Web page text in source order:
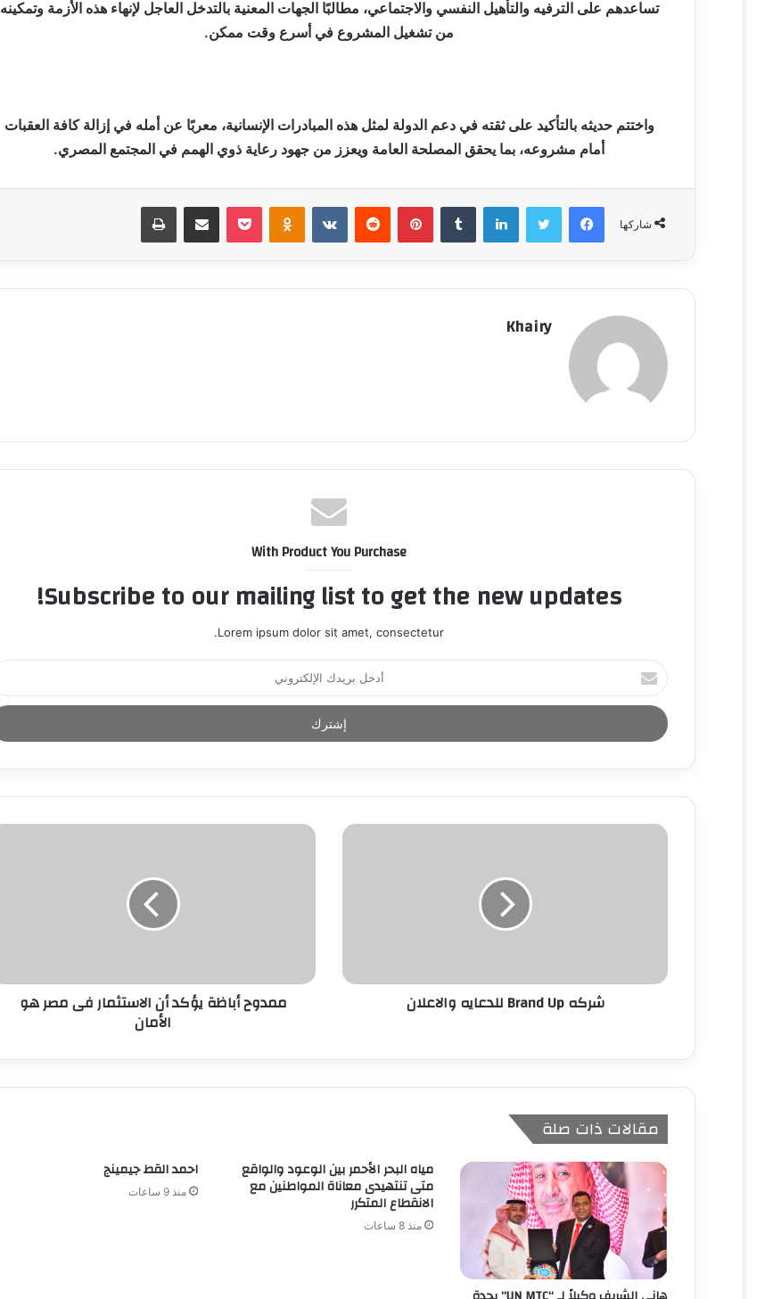
تساعدهم على الترفيه والتأهيل النفسي والاجتماعي، مطالبًا الجهات المعنية بالتدخل العاجل لإنهاء هذه الأزمة وتمكينه
من تشغيل المشروع في أسرع وقت ممكن.
واختتم حديثه بالتأكيد على ثقته في دعم الدولة لمثل هذه المبادرات الإنسانية، معربًا عن أمله في إزالة كافة العقبات
أمام مشروعه، بما يحقق المصلحة العامة ويعزز من جهود رعاية ذوي الهمم في المجتمع المصري.
شاركها
فيسبوك تويتر لينكدإن ‏Tumblr بينتيريست ‏Reddit
‏VKontakte
Odnoklassniki بوكيت مشاركة عبر البريد طباعة
Khairy
With Product You Purchase
Subscribe to our mailing list to get the new updates!
Lorem ipsum dolor sit amet, consectetur.
أ
د
خ
ل
د
ا
شركه Brand Up للدعايه والاعلان ممدوح أباظة يؤكد أن الاستثمار فى مصر هو
الأمان
مقالات ذات صلة
مياه البحر الأحمر بين الوعود والواقع
متى تنتهيدى معاناة المواطنين مع
الانقطاع المتكرر
منذ 8 ساعات
احمد القط جيمينج
منذ 9 ساعات